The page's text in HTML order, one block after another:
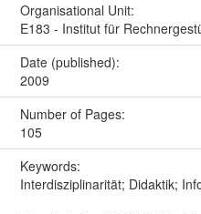
Organisational Unit:
E183 - Institut für
Date (published):
2009
Number of Pages:
105
Keywords:
Interdisziplinarität; Didaktik;